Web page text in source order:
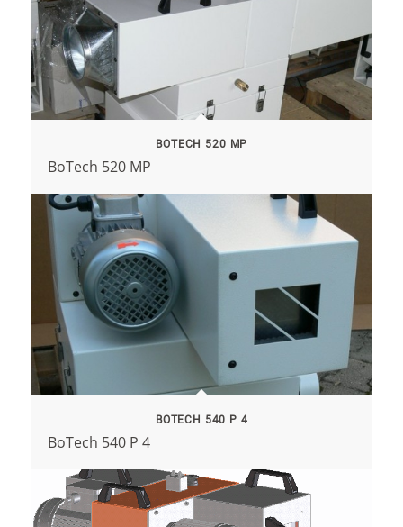
BOTECH 520 MP
BoTech 520 MP
BOTECH 540 P 4
BoTech 540 P 4